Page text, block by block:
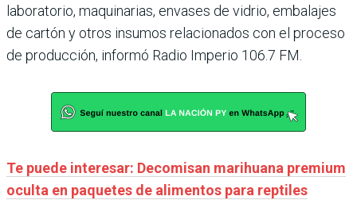
laboratorio, maquinarias, envases de vidrio, embalajes
de cartón y otros insumos relacionados con el proceso
de producción, informó Radio Imperio 106.7 FM.
Te puede interesar: Decomisan marihuana premium
oculta en paquetes de alimentos para reptiles